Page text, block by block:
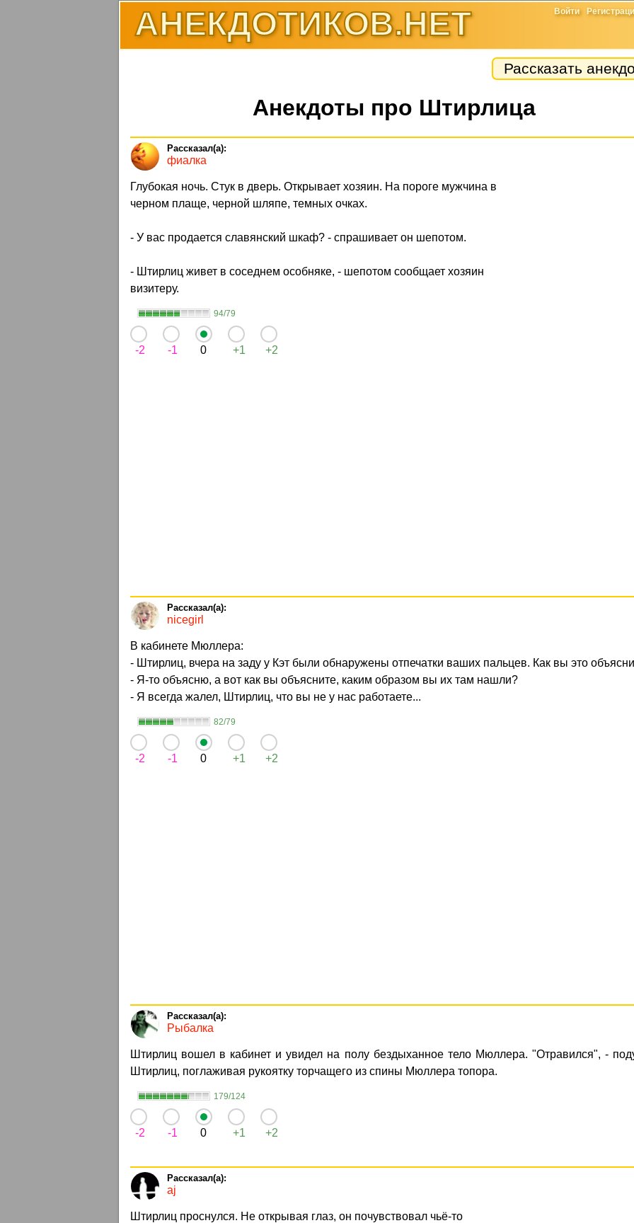
АНЕКДОТИКОВ.НЕТ Войти
Рассказать
Анекдоты про Штирлица
фиалка
Глубокая ночь. Стук в дверь. Открывает хозяин. На пороге мужчина в
черном плаще, черной шляпе, темных очках.
- У вас продается славянский шкаф? - спрашивает он шепотом.
- Штирлиц живет в соседнем особняке, - шепотом сообщает хозяин
визитеру.
94/79
-2 -1 0 +1 +2
nicegirl
В кабинете Мюллера:
- Штирлиц, вчера на заду у Кэт были обнаружены отпечатки ваших пальцев. Как вы это
- Я-то объясню, а вот как вы объясните, каким образом вы их там нашли?
- Я всегда жалел, Штирлиц, что вы не у нас работаете...
82/79
-2 -1 0 +1 +2
Рыбалка
Штирлиц вошел в кабинет и увидел на полу бездыханное тело Мюллера. "Отравился", -
Штирлиц, поглаживая рукоятку торчащего из спины Мюллера топора.
179/124
-2 -1 0 +1 +2
aj
Штирлиц проснулся. Не открывая глаз, он почувствовал чьё-то